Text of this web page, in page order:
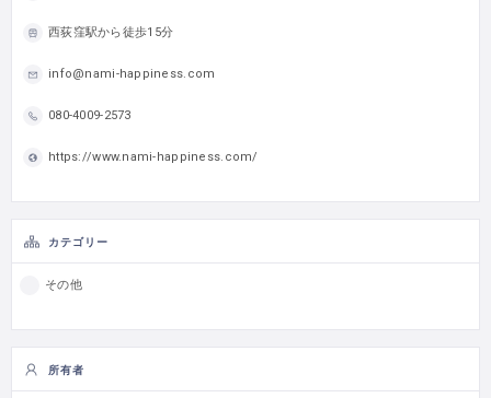
西荻窪駅から徒歩15分
info@nami-happiness.com
080-4009-2573
https://www.nami-happiness.com/
カテゴリー
その他
所有者